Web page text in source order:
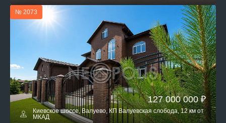
№ 2073
127 000 000 ₽
Киевское шоссе, Валуево, КП Валуевская слобода, 12 км от
МКАД